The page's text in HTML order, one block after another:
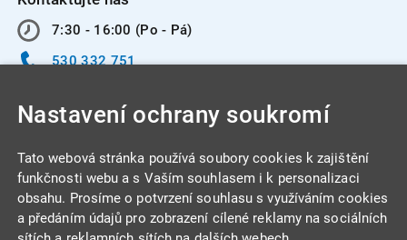
7:30 - 16:00 (Po - Pá)
530 332 751
INTEGRA CENTRUM s.r.o.
Jabloňová 662/7
Nastavení ochrany soukromí
Tato webová stránka používá soubory cookies k zajištění
funkčnosti webu a s Vaším souhlasem i k personalizaci
obsahu. Prosíme o potvrzení souhlasu s využíváním cookies
a předáním údajů pro zobrazení cílené reklamy na sociálních